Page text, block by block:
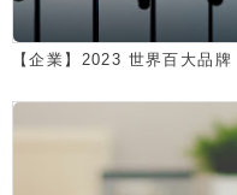
【企業】2023 世界百大品牌